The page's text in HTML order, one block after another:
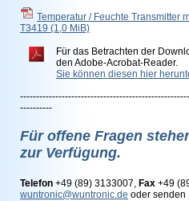
Temperatur / Feuchte Transmitter
T3419 (1,0 MiB)
Für das Betrachten der
den Adobe-Acrobat-Reader.
Sie können diesen hier
----------
Für offene Fragen
zur Verfügung.
Telefon +49 (89) 3133007, Fax +49
wuntronic@wuntronic.de oder